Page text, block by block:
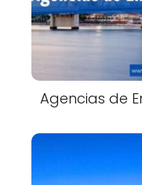
Agencias de